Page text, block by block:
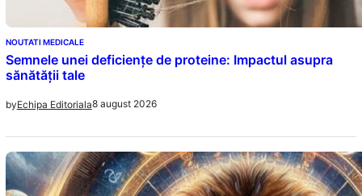
NOUTATI MEDICALE
Semnele unei deficiențe de proteine: Impactul asupra
sănătății tale
byEchipa Editoriala8 august 2026